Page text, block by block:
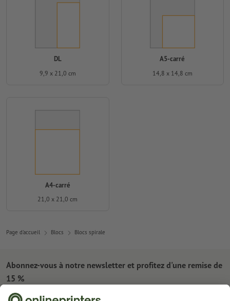
DL
9,9 x 21,0 cm
A5-carré
14,8 x 14,8 cm
A4-carré
21,0 x 21,0 cm
Page d'accueil Blocs Blocs spirale
Abonnez-vous à notre newsletter et profitez d'une remise de
15 %